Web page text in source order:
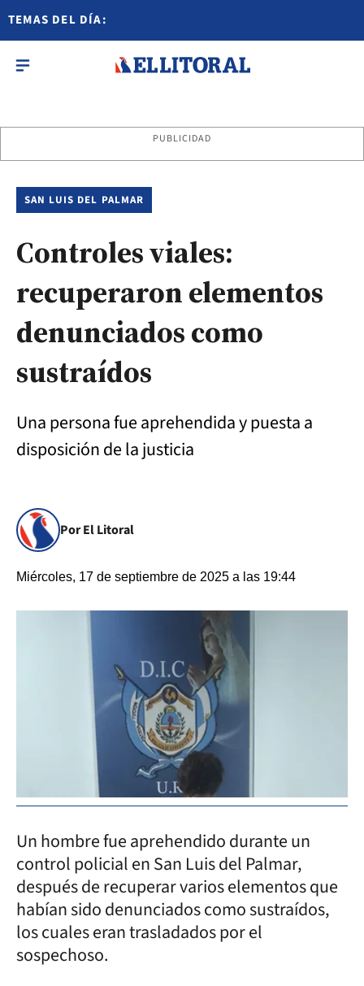
TEMAS DEL DÍA:
PUBLICIDAD
SAN LUIS DEL PALMAR
Controles viales:
recuperaron elementos
denunciados como
sustraídos
Una persona fue aprehendida y puesta a
disposición de la justicia
Por El Litoral
Miércoles, 17 de septiembre de 2025 a las 19:44
Un hombre fue aprehendido durante un
control policial en San Luis del Palmar,
después de recuperar varios elementos que
habían sido denunciados como sustraídos,
los cuales eran trasladados por el
sospechoso.